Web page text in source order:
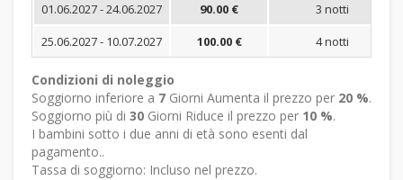
01.06.2027 - 24.06.2027
90.00 €
3 notti
25.06.2027 - 10.07.2027
100.00 € 4 notti
Condizioni di noleggio
Soggiorno inferiore a 7 Giorni Aumenta il prezzo per 20 %.
Soggiorno più di 30 Giorni Riduce il prezzo per 10 %.
I bambini sotto i due anni di età sono esenti dal
pagamento..
Tassa di soggiorno: Incluso nel prezzo.